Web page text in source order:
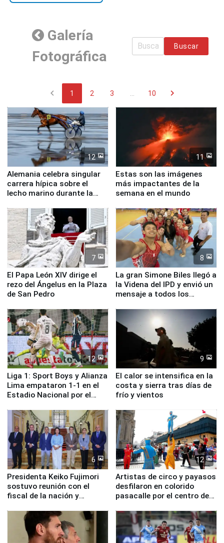
Galería
Fotográfica
Buscar
chevron_left 1 2 3 10 chevron_right
12
Alemania celebra singular
carrera hípica sobre el
lecho marino durante la
11
Estas son las imágenes
más impactantes de la
semana en el mundo
7
El Papa León XIV dirige el
rezo del Ángelus en la Plaza
de San Pedro
8
La gran Simone Biles llegó a
la Videna del IPD y envió un
mensaje a todos los
12
Liga 1: Sport Boys y Alianza
Lima empataron 1-1 en el
Estadio Nacional por el
9
El calor se intensifica en la
costa y sierra tras días de
frío y vientos
6
Presidenta Keiko Fujimori
sostuvo reunión con el
fiscal de la nación y
12
Artistas de circo y payasos
desfilaron en colorido
pasacalle por el centro de